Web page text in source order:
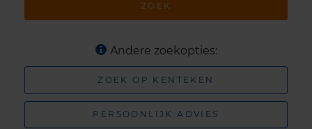
ZOEK
Andere zoekopties:
ZOEK OP KENTEKEN
PERSOONLIJK ADVIES